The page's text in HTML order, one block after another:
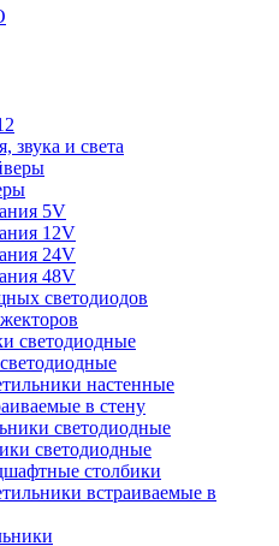
звука и света
5V
12V
24V
48V
светодиодов
настенные
в стену
светодиодные
столбики
встраиваемые в